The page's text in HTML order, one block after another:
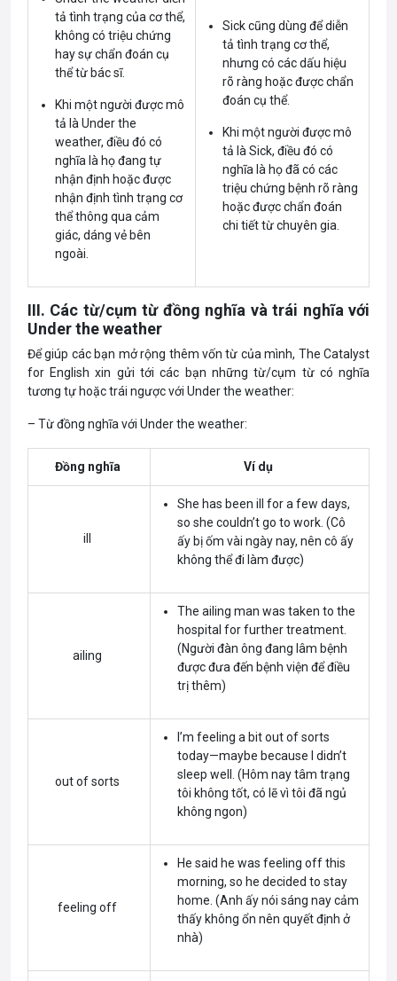
tả tình trạng của cơ thể,
không có triệu chứng
hay sự chẩn đoán cụ
thể từ bác sĩ.
Khi một người được mô
tả là Under the
weather, điều đó có
nghĩa là họ đang tự
nhận định hoặc được
nhận định tình trạng cơ
thể thông qua cảm
giác, dáng vẻ bên
ngoài.
Sick cũng dùng để diễn
tả tình trạng cơ thể,
nhưng có các dấu hiệu
rõ ràng hoặc được chẩn
đoán cụ thể.
Khi một người được mô
tả là Sick, điều đó có
nghĩa là họ đã có các
triệu chứng bệnh rõ ràng
hoặc được chẩn đoán
chi tiết từ chuyên gia.
III. Các từ/cụm từ đồng nghĩa và trái nghĩa với
Under the weather
Để giúp các bạn mở rộng thêm vốn từ của mình, The Catalyst
for English xin gửi tới các bạn những từ/cụm từ có nghĩa
tương tự hoặc trái ngược với Under the weather:
– Từ đồng nghĩa với Under the weather:
Đồng nghĩa Ví dụ
ill
She has been ill for a few days,
so she couldn’t go to work. (Cô
ấy bị ốm vài ngày nay, nên cô ấy
không thể đi làm được)
ailing
The ailing man was taken to the
hospital for further treatment.
(Người đàn ông đang lâm bệnh
được đưa đến bệnh viện để điều
trị thêm)
out of sorts
I’m feeling a bit out of sorts
today—maybe because I didn’t
sleep well. (Hôm nay tâm trạng
tôi không tốt, có lẽ vì tôi đã ngủ
không ngon)
feeling off
He said he was feeling off this
morning, so he decided to stay
home. (Anh ấy nói sáng nay cảm
thấy không ổn nên quyết định ở
nhà)